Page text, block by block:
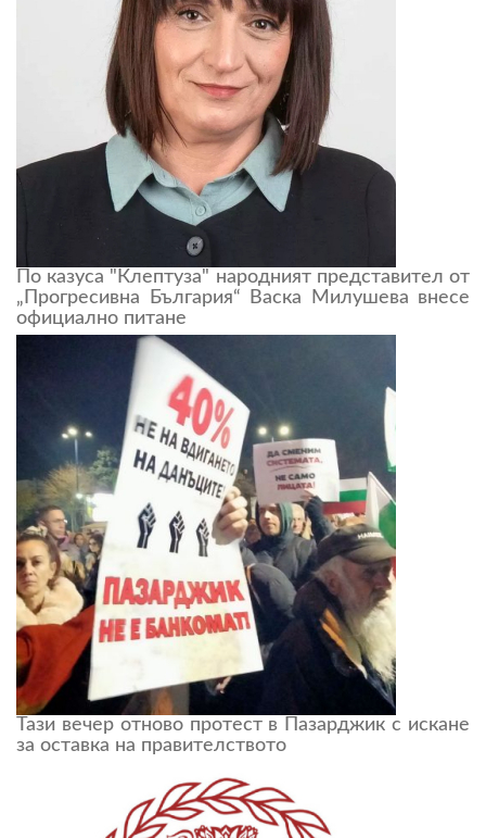
По казуса "Клептуза" народният представител от
„Прогресивна България“ Васка Милушева внесе
официално питане
Тази вечер отново протест в Пазарджик с искане
за оставка на правителството